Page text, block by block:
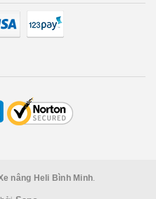
nâng Heli Bình Minh.